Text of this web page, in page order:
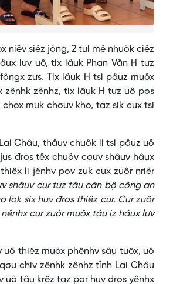
siêz jông, 2 tul mê nhuôk ciêz
lưv uô, tix lâuk Phan Văn H tưz
zưs. Tix lâuk H tsi pâuz muôx
zênhk zênhz, tix lâuk H tưz uô pos
muk chơưv kho, taz sik cux tsi
Châu, thâuv chuôk li tsi pâuz uô
đros têx chuôv cơưv shâuv hâux
li jênhv pov zuk cux zuôr nriêr
shâuv cur tưz tâu cán bộ công an
lok six huv đros thiêz cur. Cur zuôr
cur zuôr muôx tâu iz hâux lưv
thiêz muôx phênhv sâu tuôx, uô
chiv zênhk zênhz tỉnh Lai Châu
uô tâu krêz taz por huv đros yênhx